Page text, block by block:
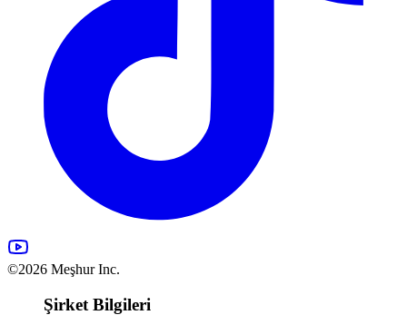
©2026 Meşhur Inc.
Şirket Bilgileri